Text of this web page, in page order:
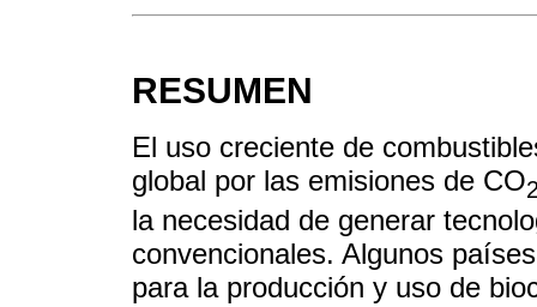
RESUMEN
El uso creciente de
global por las emisiones de CO
la necesidad de generar
convencionales. Algunos
para la producción y uso de